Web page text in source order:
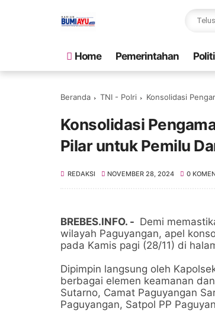
Home Pemerintahan
Beranda TNI - Polri Konsolidasi
Konsolidasi
Pilar untuk Pemilu
REDAKSI NOVEMBER 28, 2024 0
BREBES.INFO. - Demi
wilayah Paguyangan, apel
pada Kamis pagi (28/11) di
Dipimpin langsung oleh
berbagai elemen keamanan
Sutarno, Camat Paguyangan
Paguyangan, Satpol PP